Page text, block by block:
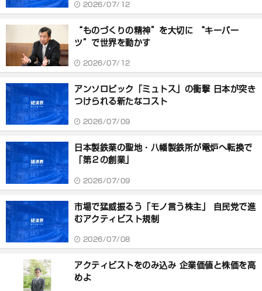
2026/07/12
“ものづくりの精神”を大切に “キーパー
ツ”で世界を動かす
2026/07/12
アンソロピック「ミュトス」の衝撃 日本が突き
つけられる新たなコスト
2026/07/09
日本製鉄業の聖地・八幡製鉄所が電炉へ転換で
「第２の創業」
2026/07/09
市場で猛威振るう「モノ言う株主」 自民党で進
むアクティビスト規制
2026/07/08
アクティビストをのみ込み 企業価値と株価を高
めよ